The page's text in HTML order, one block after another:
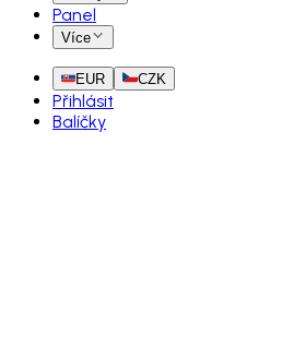
Panel
Více
EUR CZK
Přihlásit
Balíčky